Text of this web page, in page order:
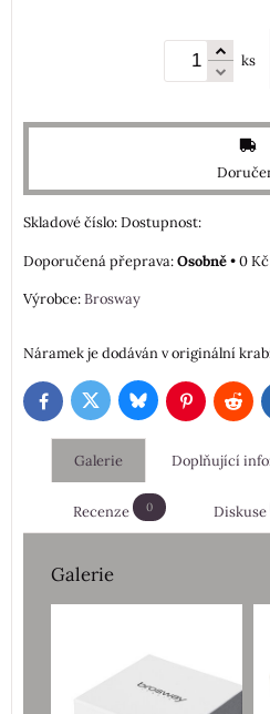
ks
Skladové číslo:Dostupnost:
Osobně•0 Kč
Výrobce:Brosway
Náramek je dodáván v originální
FacebookTwitterBlueskyPinterest
Galerie Doplňující
Recenze 0 Diskuse
Galerie